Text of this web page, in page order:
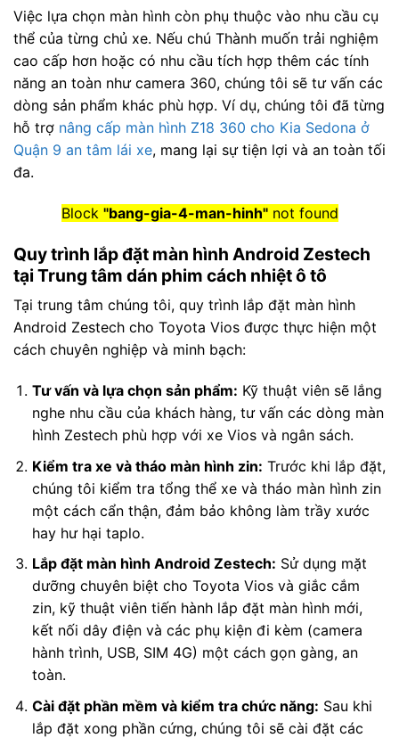
Việc lựa chọn màn hình còn phụ thuộc vào nhu cầu cụ
thể của từng chủ xe. Nếu chú Thành muốn trải nghiệm
cao cấp hơn hoặc có nhu cầu tích hợp thêm các tính
năng an toàn như camera 360, chúng tôi sẽ tư vấn các
dòng sản phẩm khác phù hợp. Ví dụ, chúng tôi đã từng
hỗ trợ nâng cấp màn hình Z18 360 cho Kia Sedona ở
Quận 9 an tâm lái xe, mang lại sự tiện lợi và an toàn tối
đa.
Block "bang-gia-4-man-hinh"not found
Quy trình lắp đặt màn hình Android Zestech
tại Trung tâm dán phim cách nhiệt ô tô
Tại trung tâm chúng tôi, quy trình lắp đặt màn hình
Android Zestech cho Toyota Vios được thực hiện một
cách chuyên nghiệp và minh bạch:
Tư vấn và lựa chọn sản phẩm: Kỹ thuật viên sẽ lắng
nghe nhu cầu của khách hàng, tư vấn các dòng màn
hình Zestech phù hợp với xe Vios và ngân sách.
Kiểm tra xe và tháo màn hình zin: Trước khi lắp đặt,
chúng tôi kiểm tra tổng thể xe và tháo màn hình zin
một cách cẩn thận, đảm bảo không làm trầy xước
hay hư hại taplo.
Lắp đặt màn hình Android Zestech: Sử dụng mặt
dưỡng chuyên biệt cho Toyota Vios và giắc cắm
zin, kỹ thuật viên tiến hành lắp đặt màn hình mới,
kết nối dây điện và các phụ kiện đi kèm (camera
hành trình, USB, SIM 4G) một cách gọn gàng, an
toàn.
Cài đặt phần mềm và kiểm tra chức năng: Sau khi
lắp đặt xong phần cứng, chúng tôi sẽ cài đặt các